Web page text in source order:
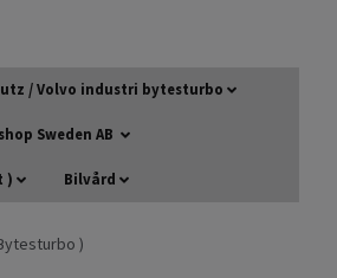
/ Volvo industri bytesturbo
Sweden AB
) Bilvård
)